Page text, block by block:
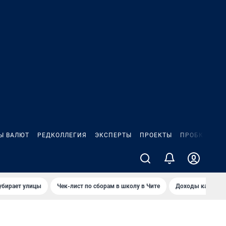
ВАЛЮТ РЕДКОЛЛЕГИЯ ЭКСПЕРТЫ ПРОЕКТЫ ПРОБКИ
улицы Чек-лист по сборам в школу в Чите Доходы